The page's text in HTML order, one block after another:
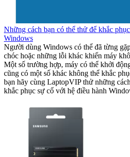
Những cách bạn có thể thử để khắc
Windows
Người dùng Windows có thể đã từng
chóc hoặc những lỗi khác khiến máy
Một số trường hợp, máy có thể khởi
cũng có một số khác không thể khắc
bạn hãy cùng LaptopVIP thử những
khắc phục sự cố với hệ điều hành